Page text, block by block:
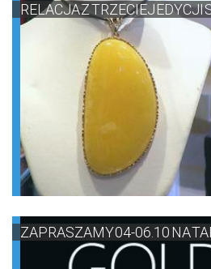
RELACJA Z TRZECIEJ EDYCJI
ZAPRASZAMY